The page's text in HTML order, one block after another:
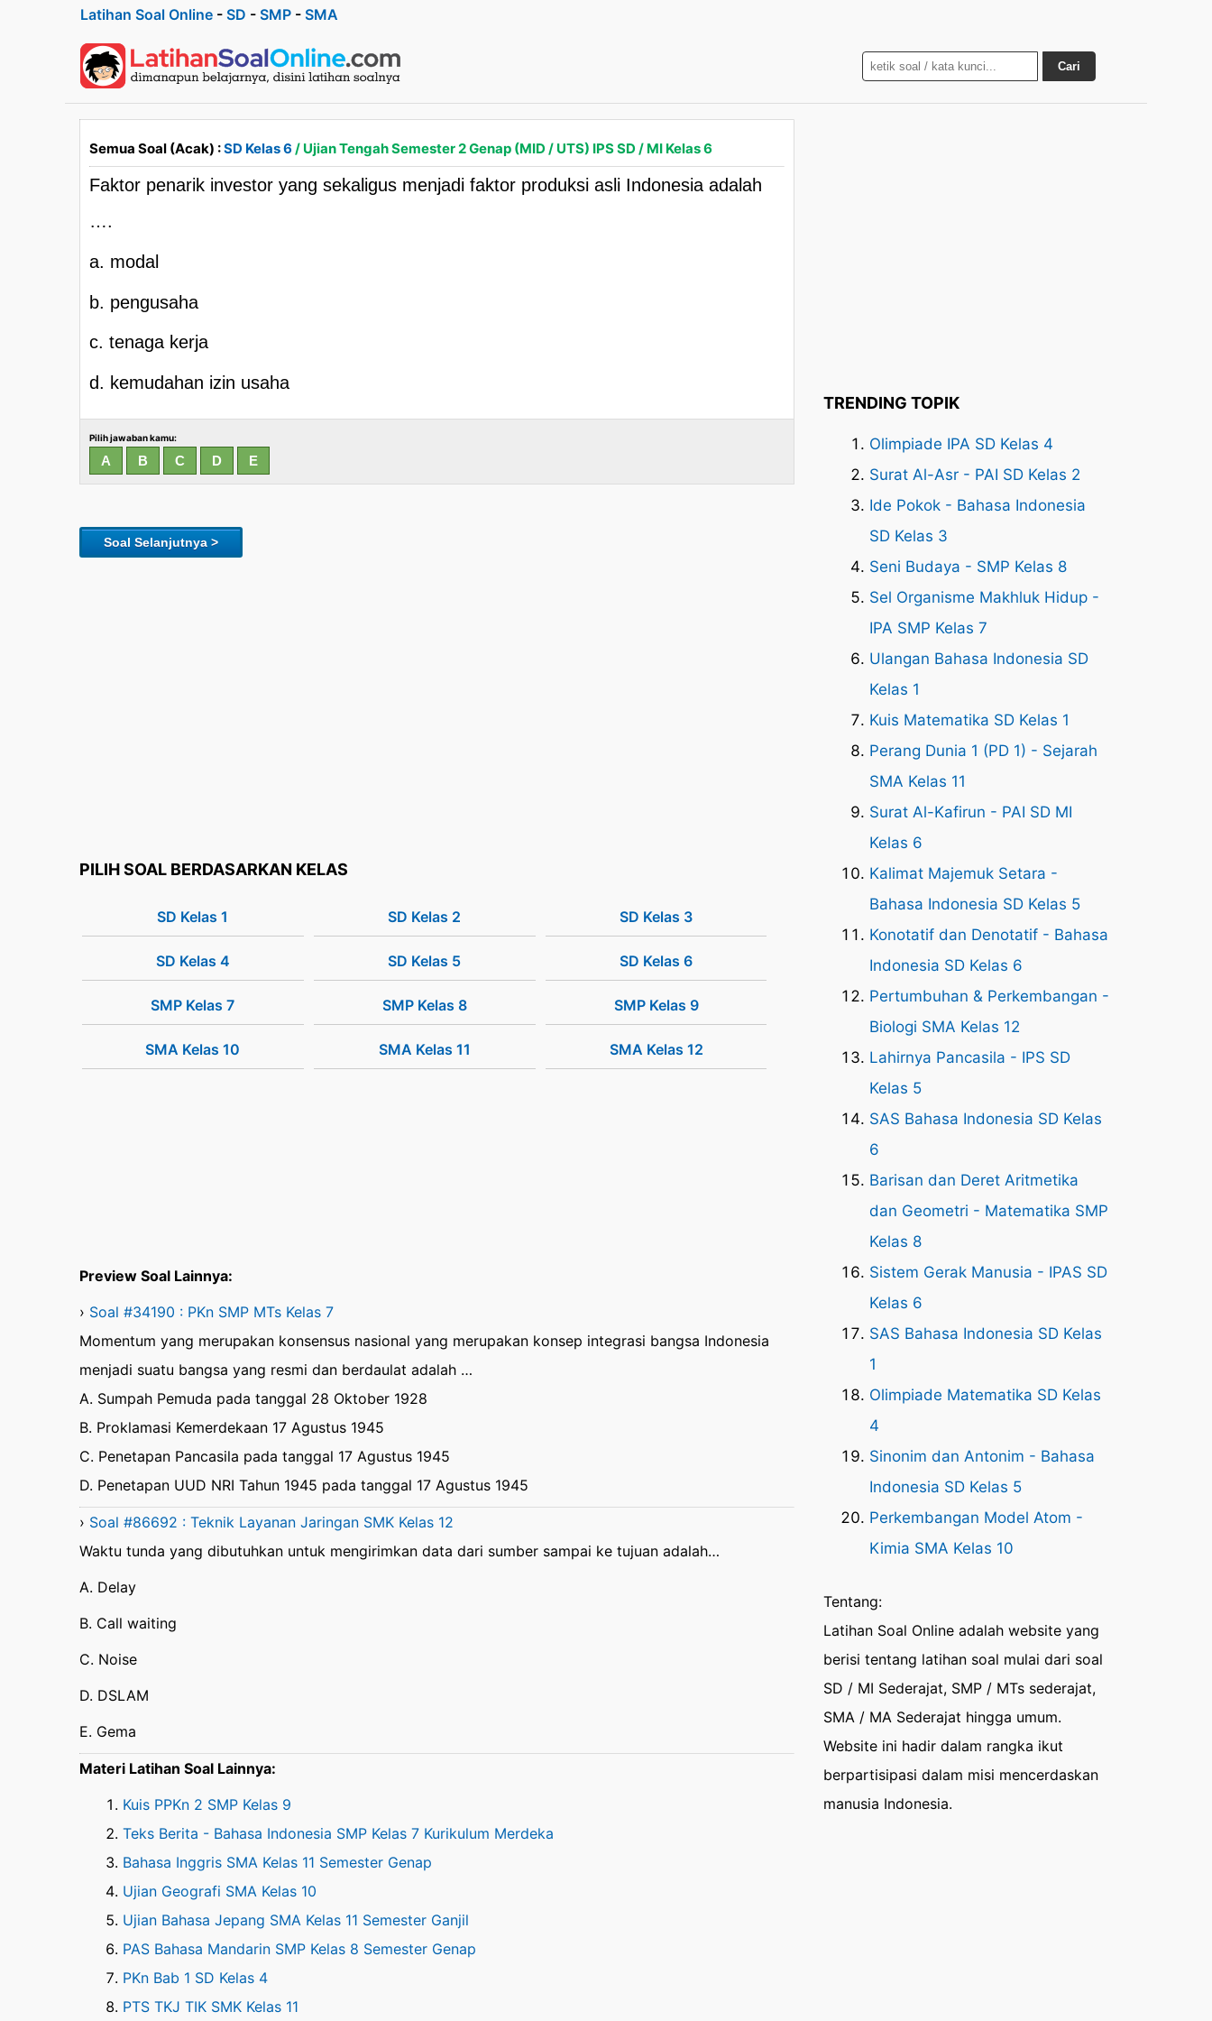
Latihan Soal Online - SD - SMP - SMA
Cari
Semua Soal (Acak) :SD Kelas 6 / Ujian Tengah Semester 2 Genap (MID / UTS) IPS SD / MI Kelas 6
Faktor penarik investor yang sekaligus menjadi faktor produksi asli Indonesia adalah
….
a. modal
b. pengusaha
c. tenaga kerja
d. kemudahan izin usaha
Pilih jawaban kamu:
Soal Selanjutnya >
PILIH SOAL BERDASARKAN KELAS
SD Kelas 1 SD Kelas 2 SD Kelas 3
SD Kelas 4 SD Kelas 5 SD Kelas 6
SMP Kelas 7 SMP Kelas 8 SMP Kelas 9
SMA Kelas 10 SMA Kelas 11 SMA Kelas 12
Preview Soal Lainnya:
› Soal #34190 : PKn SMP MTs Kelas 7
Momentum yang merupakan konsensus nasional yang merupakan konsep integrasi bangsa Indonesia
menjadi suatu bangsa yang resmi dan berdaulat adalah …
A. Sumpah Pemuda pada tanggal 28 Oktober 1928
B. Proklamasi Kemerdekaan 17 Agustus 1945
C. Penetapan Pancasila pada tanggal 17 Agustus 1945
D. Penetapan UUD NRI Tahun 1945 pada tanggal 17 Agustus 1945
› Soal #86692 : Teknik Layanan Jaringan SMK Kelas 12
Waktu tunda yang dibutuhkan untuk mengirimkan data dari sumber sampai ke tujuan adalah…
A. Delay
B. Call waiting
C. Noise
D. DSLAM
E. Gema
Materi Latihan Soal Lainnya:
Kuis PPKn 2 SMP Kelas 9
Teks Berita - Bahasa Indonesia SMP Kelas 7 Kurikulum Merdeka
Bahasa Inggris SMA Kelas 11 Semester Genap
Ujian Geografi SMA Kelas 10
Ujian Bahasa Jepang SMA Kelas 11 Semester Ganjil
PAS Bahasa Mandarin SMP Kelas 8 Semester Genap
PKn Bab 1 SD Kelas 4
PTS TKJ TIK SMK Kelas 11
TRENDING TOPIK
Olimpiade IPA SD Kelas 4
Surat Al-Asr - PAI SD Kelas 2
Ide Pokok - Bahasa Indonesia
SD Kelas 3
Seni Budaya - SMP Kelas 8
Sel Organisme Makhluk Hidup -
IPA SMP Kelas 7
Ulangan Bahasa Indonesia SD
Kelas 1
Kuis Matematika SD Kelas 1
Perang Dunia 1 (PD 1) - Sejarah
SMA Kelas 11
Surat Al-Kafirun - PAI SD MI
Kelas 6
Kalimat Majemuk Setara -
Bahasa Indonesia SD Kelas 5
Konotatif dan Denotatif - Bahasa
Indonesia SD Kelas 6
Pertumbuhan & Perkembangan -
Biologi SMA Kelas 12
Lahirnya Pancasila - IPS SD
Kelas 5
SAS Bahasa Indonesia SD Kelas
6
Barisan dan Deret Aritmetika
dan Geometri - Matematika SMP
Kelas 8
Sistem Gerak Manusia - IPAS SD
Kelas 6
SAS Bahasa Indonesia SD Kelas
1
Olimpiade Matematika SD Kelas
4
Sinonim dan Antonim - Bahasa
Indonesia SD Kelas 5
Perkembangan Model Atom -
Kimia SMA Kelas 10
Tentang:
Latihan Soal Online adalah website yang
berisi tentang latihan soal mulai dari soal
SD / MI Sederajat, SMP / MTs sederajat,
SMA / MA Sederajat hingga umum.
Website ini hadir dalam rangka ikut
berpartisipasi dalam misi mencerdaskan
manusia Indonesia.